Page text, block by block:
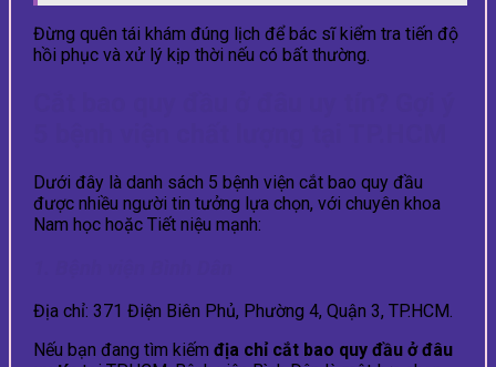
Đừng quên tái khám đúng lịch để bác sĩ kiểm tra tiến độ
hồi phục và xử lý kịp thời nếu có bất thường.
Dưới đây là danh sách 5 bệnh viện cắt bao quy đầu
được nhiều người tin tưởng lựa chọn, với chuyên khoa
Nam học hoặc Tiết niệu mạnh:
Địa chỉ: 371 Điện Biên Phủ, Phường 4, Quận 3, TP.HCM.
Nếu bạn đang tìm kiếm địa chỉ cắt bao quy đầu ở đâu